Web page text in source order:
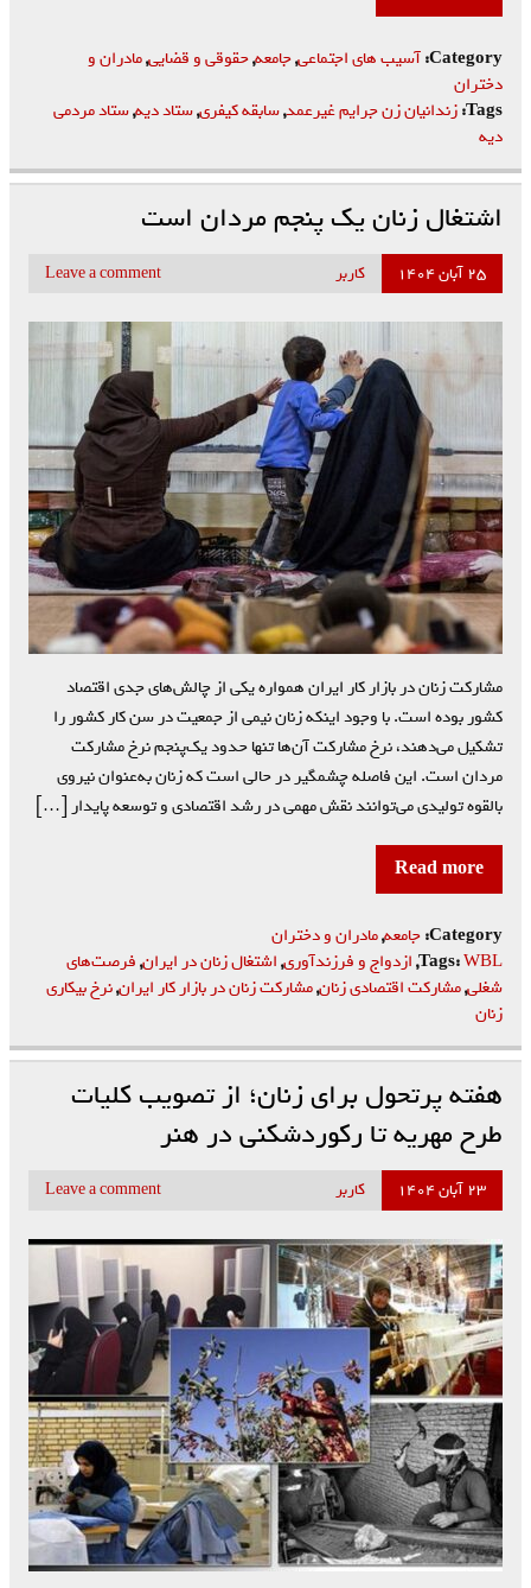
Category: آسیب های اجتماعی,جامعه,حقوقی و قضایی,مادران و
دختران
Tags: زندانیان زن جرایم غیرعمد,سابقه کیفری,ستاد دیه,ستاد مردمی
دیه
اشتغال زنان یک پنجم مردان است
۲۵ آبان ۱۴۰۴ کاربر Leave a comment
مشارکت زنان در بازار کار ایران همواره یکی از چالش‌های جدی اقتصاد
کشور بوده است. با وجود اینکه زنان نیمی از جمعیت در سن کار کشور را
تشکیل می‌دهند، نرخ مشارکت آن‌ها تنها حدود یک‌پنجم نرخ مشارکت
مردان است. این فاصله چشمگیر در حالی است که زنان به‌عنوان نیروی
بالقوه تولیدی می‌توانند نقش مهمی در رشد اقتصادی و توسعه پایدار […]
Read more
Category: جامعه,مادران و دختران
Tags:WBL
,ازدواج و فرزندآوری,اشتغال زنان در ایران,فرصت‌های
شغلی,مشارکت اقتصادی زنان,مشارکت زنان در بازار کار ایران,نرخ بیکاری
زنان
هفته پرتحول برای زنان؛ از تصویب کلیات
طرح مهریه تا رکوردشکنی در هنر
۲۳ آبان ۱۴۰۴ کاربر Leave a comment